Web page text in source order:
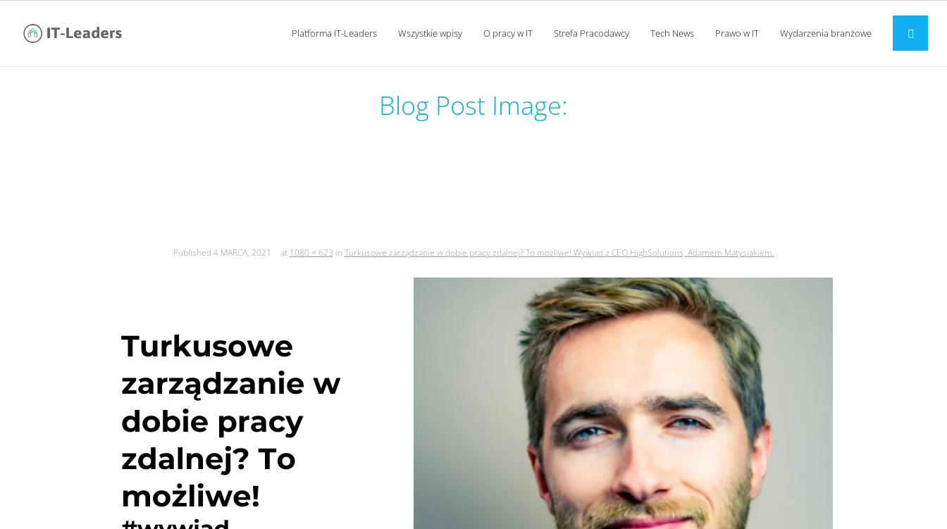
Platforma IT-Leaders Wszystkie wpisy O pracy w IT Strefa Pracodawcy Tech News Prawo w IT Wydarzenia branżowe
Blog Post Image:
Published 4 MARCA, 2021 at 1080 × 623 in Turkusowe zarządzanie w dobie pracy zdalnej? To możliwe! Wywiad z CEO HighSolutions, Adamem Matysiakiem.